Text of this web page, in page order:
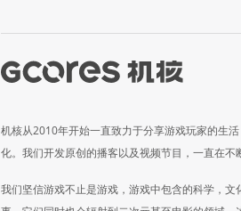
机核从2010年开始一直致力于分享游戏玩家的生
化。我们开发原创的播客以及视频节目，一直在不
我们坚信游戏不止是游戏，游戏中包含的科学，文